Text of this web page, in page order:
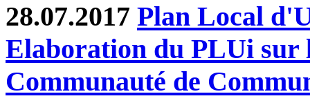
28.07.2017 Plan Local
Elaboration du PLUi sur
Communauté de